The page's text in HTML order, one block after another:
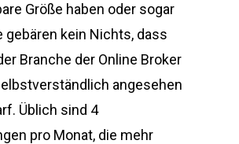
Größe haben oder sogar
gebären kein Nichts, dass
Branche der Online Broker
angesehen
Üblich sind 4
pro Monat, die mehr